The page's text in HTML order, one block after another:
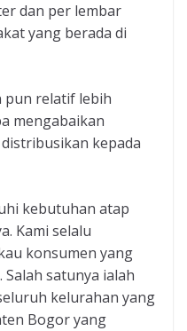
dan per lembar
yang berada di
pun relatif lebih
mengabaikan
kepada
kebutuhan atap
Kami selalu
konsumen yang
Salah satunya ialah
kelurahan yang
Bogor yang